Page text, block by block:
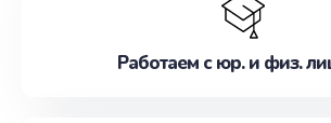
Работаем с юр. и физ.